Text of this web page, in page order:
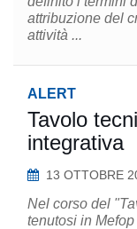
attribuzione del
attività ...
ALERT
Tavolo
integrativa
13 OTTOBRE
Nel corso del
tenutosi in